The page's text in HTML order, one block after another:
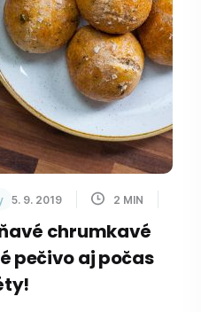
5. 9. 2019 2 MIN
chrumkavé
pečivo aj počas